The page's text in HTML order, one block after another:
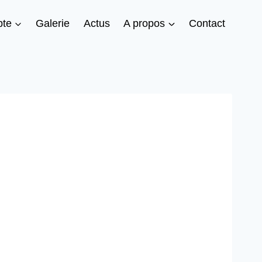
Galerie Actus A propos Contact